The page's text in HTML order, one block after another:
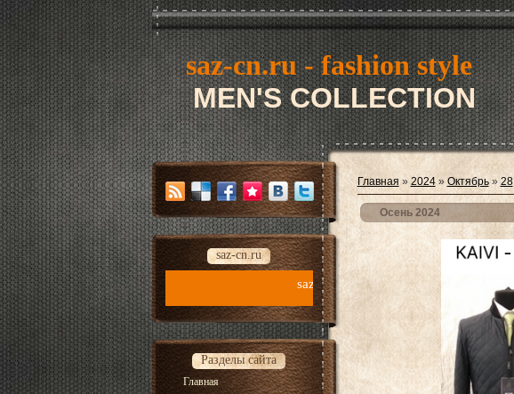
saz-cn.ru - fashion style
MEN'S COLLECTION
saz-cn.ru
saz-cn.ru - fashion style new collection 2026
Разделы сайта
Главная
Главная » 2024 » Октябрь » 28
Осень 2024